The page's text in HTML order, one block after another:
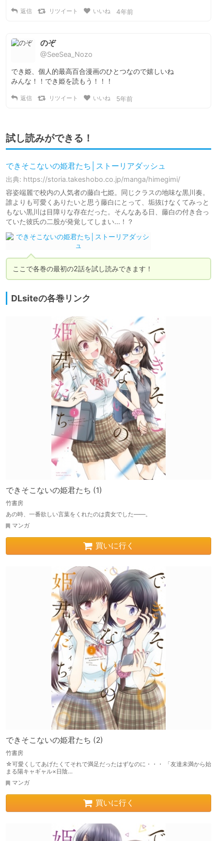
返信 リツイート いいね 4年前
のぞ
@SeeSea_Nozo
でき姫、個人的最高百合漫画のひとつなので嬉しいね
みんな！！でき姫を読もう！！！
返信 リツイート いいね 5年前
試し読みができる！
できそこないの姫君たち│ストーリアダッシュ
出典: https://storia.takeshobo.co.jp/manga/himegimi/
容姿端麗で校内の人気者の藤白七姫。同じクラスの地味な黒川奏。
誰よりも可愛くありたいと思う藤白にとって、垢抜けなくてみっと
もない黒川は目障りな存在だった。そんなある日、藤白の付き合っ
ていた彼氏の二股が発覚してしまい...！？
ここで各巻の最初の2話を試し読みできます！
DLsiteの各巻リンク
できそこないの姫君たち (1)
竹書房
あの時、一番欲しい言葉をくれたのは貴女でした――。
マンガ
買いに行く
できそこないの姫君たち (2)
竹書房
☆可愛くしてあげたくてそれで満足だったはずなのに・・・ 「友達未満から始
まる陽キャギャル×日陰…
マンガ
買いに行く